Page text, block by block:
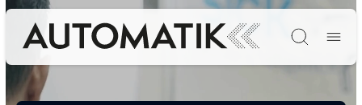
Søg